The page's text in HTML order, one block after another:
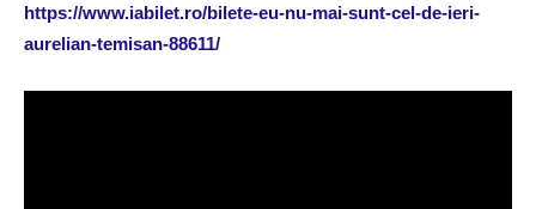
https://www.iabilet.ro/bilete-eu-nu-mai-sunt-cel-de-ieri-
aurelian-temisan-88611/